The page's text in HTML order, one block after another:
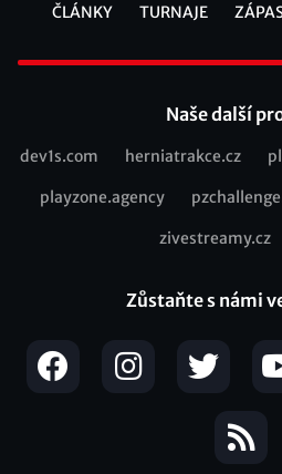
ČLÁNKY TURNAJE
Naše další
Recommended
dev1s.com herniatrakce.cz
playzone.agency
zivestreamy.cz
Zůstaňte s námi